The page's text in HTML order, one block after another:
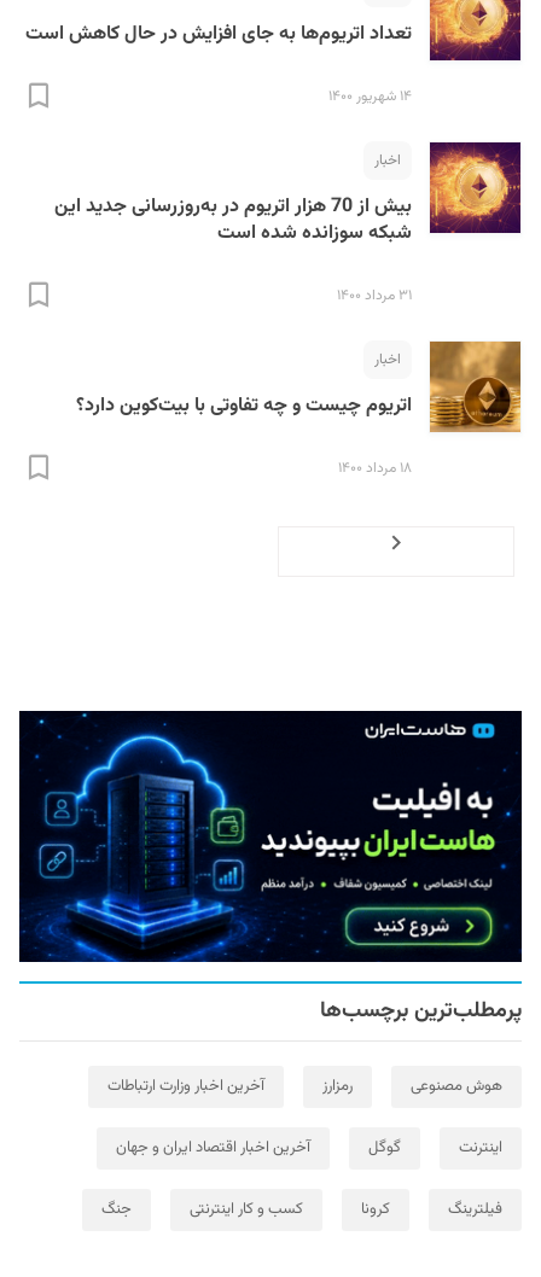
تعداد اتریوم‌ها به جای افزایش در حال کاهش است
۱۴ شهریور ۱۴۰۰
اخبار
بیش از 70 هزار اتریوم در به‌روزرسانی جدید این
شبکه سوزانده شده است
۳۱ مرداد ۱۴۰۰
اخبار
اتریوم چیست و چه تفاوتی با بیت‌کوین دارد؟
۱۸ مرداد ۱۴۰۰
پرمطلب‌ترین برچسب‌ها
هوش مصنوعی رمزارز آخرین اخبار وزارت ارتباطات
اینترنت گوگل آخرین اخبار اقتصاد ایران و جهان
فیلترینگ کرونا کسب و کار اینترنتی جنگ